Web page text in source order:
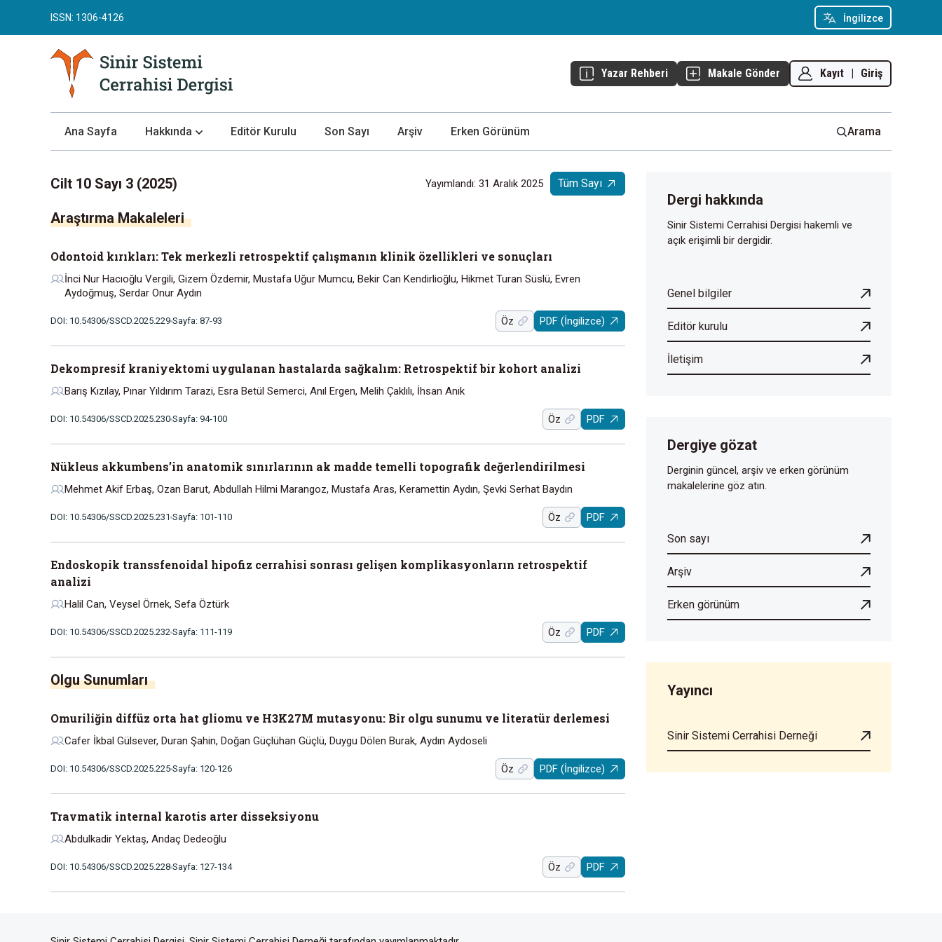
İngilizce
ISSN: 1306-4126
Yazar Rehberi Makale Gönder Kayıt | Giriş
Ana Sayfa Hakkında
Yazar Rehberi
Değerlendirme Süreci
Gizlilik Bildirimi
Editör Kurulu Son Sayı Arşiv Erken Görünüm Arama
Cilt 10 Sayı 3 (2025) Yayımlandı: 31 Aralık 2025 Tüm Sayı
Araştırma Makaleleri
Odontoid kırıkları: Tek merkezli retrospektif çalışmanın klinik özellikleri ve sonuçları
İnci Nur Hacıoğlu Vergili, Gizem Özdemir, Mustafa Uğur Mumcu, Bekir Can Kendirlioğlu, Hikmet Turan Süslü, Evren
Aydoğmuş, Serdar Onur Aydın
DOI: 10.54306/SSCD.2025.229 Sayfa: 87-93 Öz PDF (İngilizce)
Dekompresif kraniyektomi uygulanan hastalarda sağkalım: Retrospektif bir kohort analizi
Barış Kızılay, Pınar Yıldırım Tarazi, Esra Betül Semerci, Anıl Ergen, Melih Çaklılı, İhsan Anık
DOI: 10.54306/SSCD.2025.230 Sayfa: 94-100 Öz PDF
Nükleus akkumbens’in anatomik sınırlarının ak madde temelli topografik değerlendirilmesi
Mehmet Akif Erbaş, Ozan Barut, Abdullah Hilmi Marangoz, Mustafa Aras, Keramettin Aydın, Şevki Serhat Baydın
DOI: 10.54306/SSCD.2025.231 Sayfa: 101-110 Öz PDF
Endoskopik transsfenoidal hipofiz cerrahisi sonrası gelişen komplikasyonların retrospektif
analizi
Halil Can, Veysel Örnek, Sefa Öztürk
DOI: 10.54306/SSCD.2025.232 Sayfa: 111-119 Öz PDF
Olgu Sunumları
Omuriliğin diffüz orta hat gliomu ve H3K27M mutasyonu: Bir olgu sunumu ve literatür derlemesi
Cafer İkbal Gülsever, Duran Şahin, Doğan Güçlühan Güçlü, Duygu Dölen Burak, Aydın Aydoseli
DOI: 10.54306/SSCD.2025.225 Sayfa: 120-126 Öz PDF (İngilizce)
Travmatik internal karotis arter disseksiyonu
Abdulkadir Yektaş, Andaç Dedeoğlu
DOI: 10.54306/SSCD.2025.228 Sayfa: 127-134 Öz PDF
Dergi hakkında
Sinir Sistemi Cerrahisi Dergisi hakemli ve
açık erişimli bir dergidir.
Genel bilgiler
Editör kurulu
İletişim
Dergiye gözat
Derginin güncel, arşiv ve erken görünüm
makalelerine göz atın.
Son sayı
Arşiv
Erken görünüm
Yayıncı
Sinir Sistemi Cerrahisi Derneği